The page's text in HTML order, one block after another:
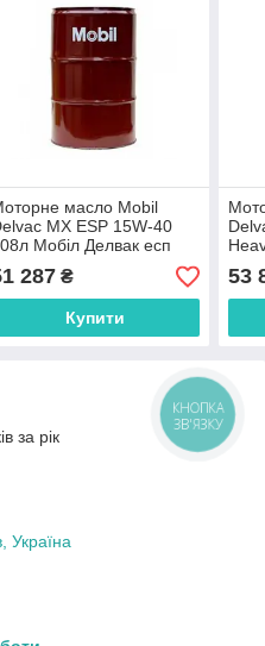
масло Mobil
MX ESP 15W-40
Мобіл Делвак есп
15в40 Мобіл Делвак єсп
287₴
Купити
53
за рік
Україна
КНОПКА
ЗВ'ЯЗКУ